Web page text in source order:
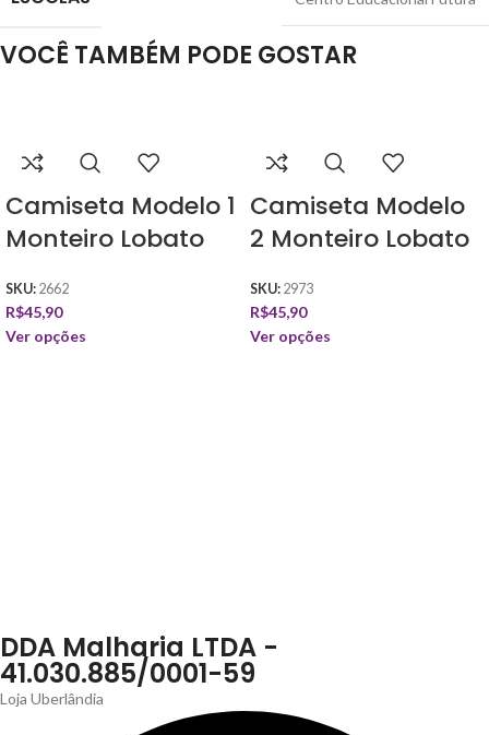
VOCÊ TAMBÉM PODE GOSTAR
Camiseta Modelo 1
Monteiro Lobato
SKU: 2662
R$45,90
Ver opções
Camiseta Modelo
2 Monteiro Lobato
SKU: 2973
R$45,90
Ver opções
DDA Malharia LTDA -
41.030.885/0001-59
Loja Uberlândia